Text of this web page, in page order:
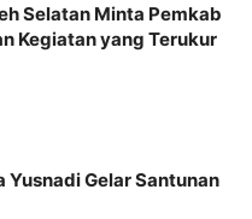
Selatan Minta Pemkab
Kegiatan yang Terukur
Yusnadi Gelar Santunan